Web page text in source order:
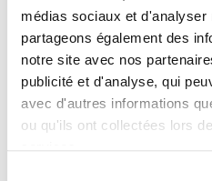
médias sociaux et d'analyser
partageons également des
notre site avec nos
publicité et d'analyse, qui
avec d'autres informations
ou qu'ils ont collectées lors
Consulter